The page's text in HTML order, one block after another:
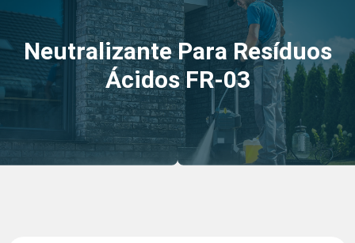
Neutralizante Para Resíduos
Ácidos FR-03